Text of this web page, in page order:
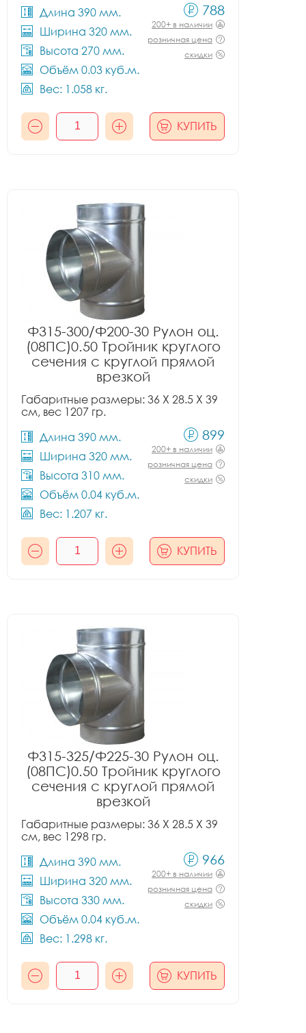
Длина 390 мм.
Ширина 320 мм.
Высота 270 мм.
Объём 0.03 куб.м.
Вес: 1.058 кг.
788
200+ в наличии
розничная цена
скидки
КУПИТЬ
Ф315-300/Ф200-30 Рулон оц.
(08ПС)0.50 Тройник круглого
сечения с круглой прямой
врезкой
Габаритные размеры: 36 X 28.5 X 39
см, вес 1207 гр.
Длина 390 мм.
Ширина 320 мм.
Высота 310 мм.
Объём 0.04 куб.м.
Вес: 1.207 кг.
899
200+ в наличии
розничная цена
скидки
КУПИТЬ
Ф315-325/Ф225-30 Рулон оц.
(08ПС)0.50 Тройник круглого
сечения с круглой прямой
врезкой
Габаритные размеры: 36 X 28.5 X 39
см, вес 1298 гр.
Длина 390 мм.
Ширина 320 мм.
Высота 330 мм.
Объём 0.04 куб.м.
Вес: 1.298 кг.
966
200+ в наличии
розничная цена
скидки
КУПИТЬ